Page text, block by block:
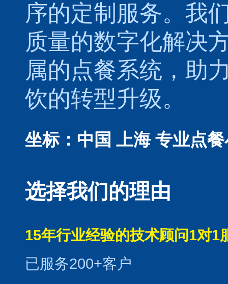
序的定制服务。我
质量的数字化解决
属的点餐系统 ，助
饮的转型升级。
坐标：中国 上海 专业点
选择我们的理由
15年行业经验的技术顾问1对1
已服务200+客户